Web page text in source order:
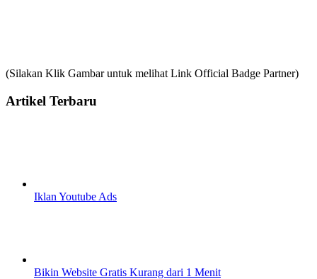
(Silakan Klik Gambar untuk melihat Link Official Badge Partner)
Artikel Terbaru
Iklan Youtube Ads
Bikin Website Gratis Kurang dari 1 Menit